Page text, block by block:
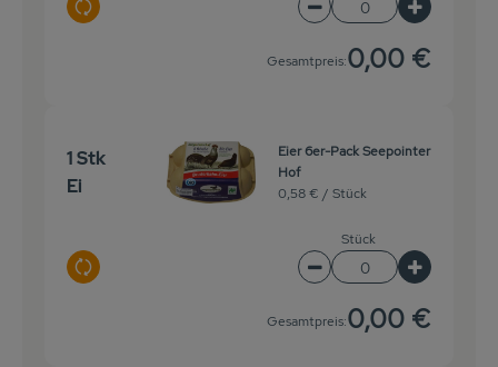
Auswahl ändern Artikelanzahl
Gesamtpreis:0,00 €
1 Stk
Ei
Auswahl ändern
Eier 6er-Pack Seepointer
Hof
0,58 € / Stück
Stück
Artikelanzahl
Gesamtpreis:0,00 €